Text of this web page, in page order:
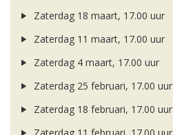
Zaterdag 18 maart, 17.00 uur
Zaterdag 11 maart, 17.00 uur
Zaterdag 4 maart, 17.00 uur
Zaterdag 25 februari, 17.00 uur
Zaterdag 18 februari, 17.00 uur